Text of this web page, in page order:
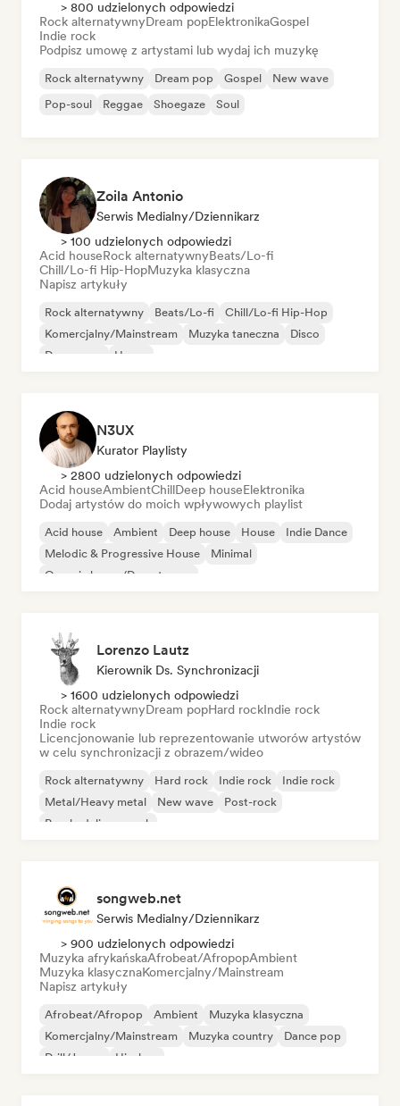
> 800 udzielonych odpowiedzi
Rock alternatywnyDream popElektronikaGospel
Indie rock
Podpisz umowę z artystami lub wydaj ich muzykę
Rock alternatywny Dream pop Gospel
New wave
Pop-soul
Reggae Shoegaze Soul
Zoila Antonio
Serwis Medialny/Dziennikarz
> 100 udzielonych odpowiedzi
Acid houseRock alternatywnyBeats/Lo-fi
Chill/Lo-fi Hip-HopMuzyka klasyczna
Napisz artykuły
Rock alternatywny Beats/Lo-fi
Chill/Lo-fi Hip-Hop
Komercjalny/Mainstream
Muzyka taneczna
Disco
Dream pop
House
N3UX
Kurator Playlisty
> 2800 udzielonych odpowiedzi
Acid houseAmbientChillDeep houseElektronika
Dodaj artystów do moich wpływowych playlist
Acid house Ambient Deep house House
Indie Dance
Melodic & Progressive House
Minimal
Organic house/Downtempo
Lorenzo Lautz
Kierownik Ds. Synchronizacji
> 1600 udzielonych odpowiedzi
Rock alternatywnyDream popHard rockIndie rock
Indie rock
Licencjonowanie lub reprezentowanie utworów artystów
w celu synchronizacji z obrazem/wideo
Rock alternatywny Hard rock Indie rock
Indie rock
Metal/Heavy metal
New wave
Post-rock
Psychedeliczny rock
songweb.net
Serwis Medialny/Dziennikarz
> 900 udzielonych odpowiedzi
Muzyka afrykańskaAfrobeat/AfropopAmbient
Muzyka klasycznaKomercjalny/Mainstream
Napisz artykuły
Afrobeat/Afropop Ambient
Muzyka klasyczna
Komercjalny/Mainstream
Muzyka country
Dance pop
Drill/Jersey
Hip-hop